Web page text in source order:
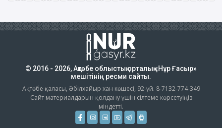
© 2016 - 2026, Ақтөбе облыстық орталық «Нұр Ғасыр»
мешітінің ресми сайты.
Ақтөбе қаласы, Әбілхайыр хан көшесі, 92-үй. 8-7132-774-349
Сайт материалдарын қолдану үшін сілтеме көрсетуіңіз
міндетті.